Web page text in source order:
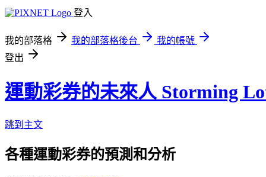
登入
我的部落格 我的部落格後台
我的帳號
登出
運動彩券的未來人 Storming
跳到主文
各種運動彩券的預測和分析